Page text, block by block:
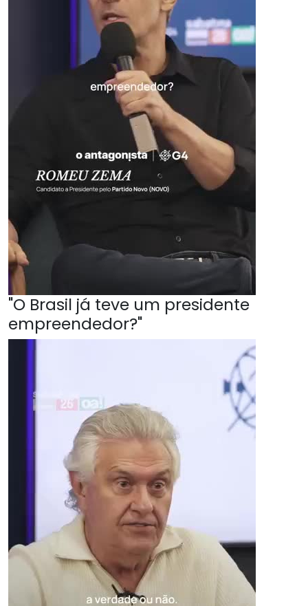
"O Brasil já teve um presidente
empreendedor?"